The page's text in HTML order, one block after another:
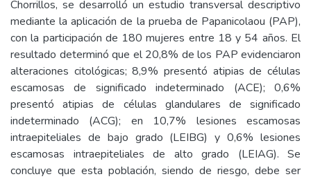
Chorrillos, se desarrolló un estudio transversal descriptivo
mediante la aplicación de la prueba de Papanicolaou (PAP),
con la participación de 180 mujeres entre 18 y 54 años. El
resultado determinó que el 20,8% de los PAP evidenciaron
alteraciones citológicas; 8,9% presentó atipias de células
escamosas de significado indeterminado (ACE); 0,6%
presentó atipias de células glandulares de significado
indeterminado (ACG); en 10,7% lesiones escamosas
intraepiteliales de bajo grado (LEIBG) y 0,6% lesiones
escamosas intraepiteliales de alto grado (LEIAG). Se
concluye que esta población, siendo de riesgo, debe ser